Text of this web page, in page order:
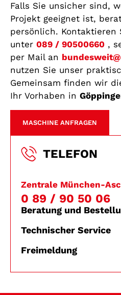
Falls Sie unsicher sind,
Projekt geeignet ist,
persönlich. Kontaktieren
unter 089 / 90500660 ,
per Mail an
nutzen Sie unser
Gemeinsam finden wir
Ihr Vorhaben in
MASCHINE ANFRAGEN
TELEFON
Zentrale München-
0 89 / 90 50 06
Beratung und
Technischer Service
Freimeldung